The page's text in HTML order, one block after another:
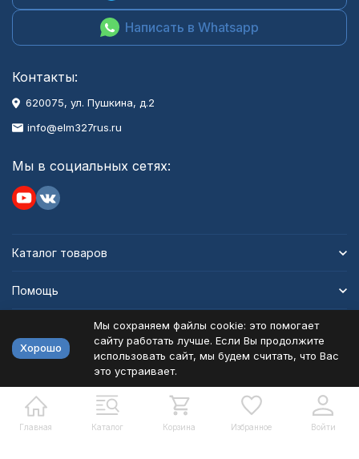
Главная Каталог Корзина Избранное Войти
Написать в Whatsapp
Контакты:
620075, ул. Пушкина, д.2
info@elm327rus.ru
Мы в социальных сетях:
Каталог товаров
Помощь
Политика персональных данных
Разработано в bodysite.ru
Хорошо
Мы сохраняем файлы cookie: это помогает
сайту работать лучше. Если Вы продолжите
использовать сайт, мы будем считать, что Вас
это устраивает.